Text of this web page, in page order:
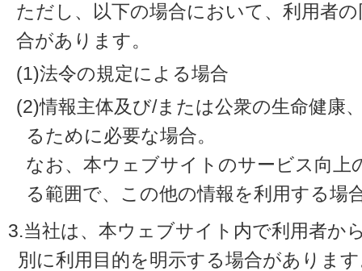
ただし、以下の場合において、利用者
合があります。
(1)法令の規定による場合
(2)情報主体及び/または公衆の生命健康
るために必要な場合。
なお、本ウェブサイトのサービス向上
る範囲で、この他の情報を利用する場
3.当社は、本ウェブサイト内で利用者か
別に利用目的を明示する場合がありま